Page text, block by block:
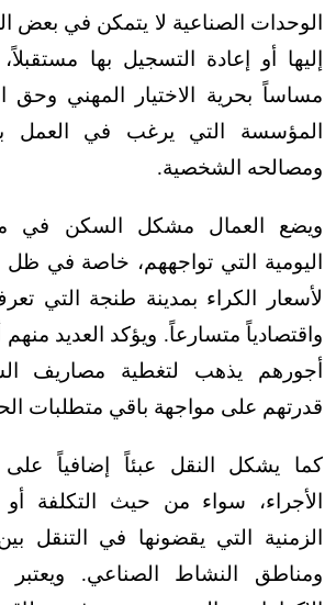
الوحدات الصناعية لا يتمكن في بعض
إليها أو إعادة التسجيل بها
مساساً بحرية الاختيار المهني وحق
المؤسسة التي يرغب في العمل
ومصالحه الشخصية.
ويضع العمال مشكل السكن في
اليومية التي تواجههم، خاصة في ظل
لأسعار الكراء بمدينة طنجة التي
واقتصادياً متسارعاً. ويؤكد العديد
أجورهم يذهب لتغطية مصاريف
قدرتهم على مواجهة باقي متطلبات
كما يشكل النقل عبئاً إضافياً
الأجراء، سواء من حيث التكلفة
الزمنية التي يقضونها في التنقل
ومناطق النشاط الصناعي.